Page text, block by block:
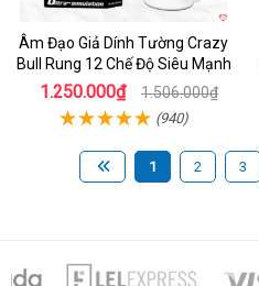
Âm Đạo Giả Dính Tường Crazy
Bull Rung 12 Chế Độ Siêu Mạnh
1.250.000₫ 1.506.000₫
(940)
1 2 3